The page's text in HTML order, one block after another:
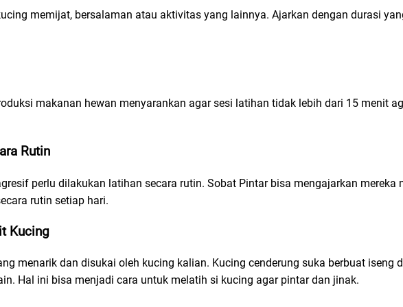
memijat, bersalaman atau aktivitas yang lainnya. Ajarkan dengan durasi
makanan hewan menyarankan agar sesi latihan tidak lebih dari 15 menit
Rutin
perlu dilakukan latihan secara rutin. Sobat Pintar bisa mengajarkan mereka
rutin setiap hari.
Kucing
menarik dan disukai oleh kucing kalian. Kucing cenderung suka berbuat iseng
Hal ini bisa menjadi cara untuk melatih si kucing agar pintar dan jinak.